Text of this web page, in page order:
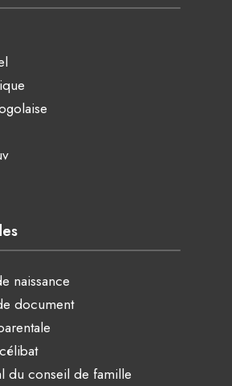
naissance
document
du conseil de famille